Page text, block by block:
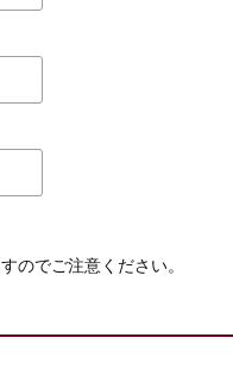
のでご注意ください。